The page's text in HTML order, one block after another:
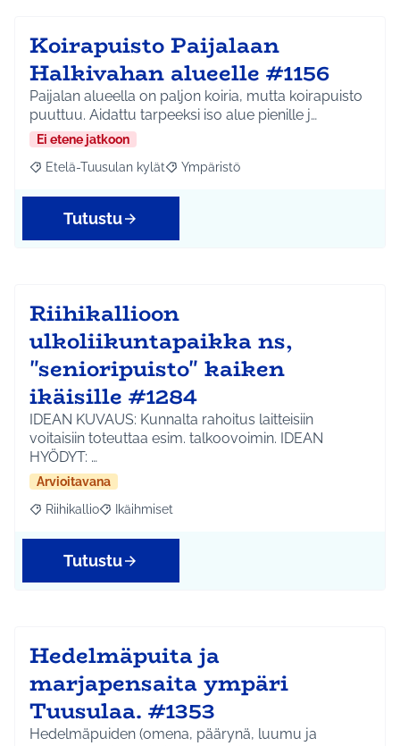
Koirapuisto Paijalaan
Halkivahan alueelle #1156
Paijalan alueella on paljon koiria, mutta koirapuisto
puuttuu. Aidattu tarpeeksi iso alue pienille j…
Ei etene jatkoon
Rajaa tulokset aihepiirin mukaan: Etelä-Tuusulan kylät
Etelä-Tuusulan kylät Rajaa tulokset teeman mukaan:
Ympäristö
Tutustu
Riihikallioon
ulkoliikuntapaikka ns,
"senioripuisto" kaiken
ikäisille #1284
IDEAN KUVAUS: Kunnalta rahoitus laitteisiin
voitaisiin toteuttaa esim. talkoovoimin. IDEAN
HYÖDYT: …
Arvioitavana
Rajaa tulokset aihepiirin mukaan: Riihikallio
Riihikallio Rajaa tulokset teeman mukaan: Ikäihmiset
Ikäihmiset
Tutustu
Hedelmäpuita ja
marjapensaita ympäri
Tuusulaa. #1353
Hedelmäpuiden (omena, päärynä, luumu ja